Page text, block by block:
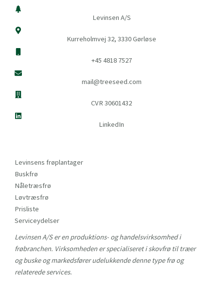
Levinsen A/S
Kurreholmvej 32, 3330 Gørløse
+45 4818 7527
mail@treeseed.com
CVR 30601432
LinkedIn
Levinsens frøplantager
Buskfrø
Nåletræsfrø
Løvtræsfrø
Prisliste
Serviceydelser
Levinsen A/S er en produktions- og handelsvirksomhed i
frøbranchen. Virksomheden er specialiseret i skovfrø til træer
og buske og markedsfører udelukkende denne type frø og
relaterede services.